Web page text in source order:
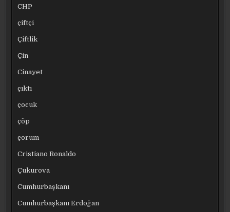
CHP
çiftçi
Çiftlik
Çin
Cinayet
çıktı
çocuk
çöp
çorum
Cristiano Ronaldo
Çukurova
Cumhurbaşkanı
Cumhurbaşkanı Erdoğan